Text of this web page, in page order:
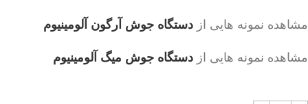
مشاهده نمونه هایی از دستگاه جوش آرگون آلومینیوم
مشاهده نمونه هایی از دستگاه جوش میگ آلومینیوم